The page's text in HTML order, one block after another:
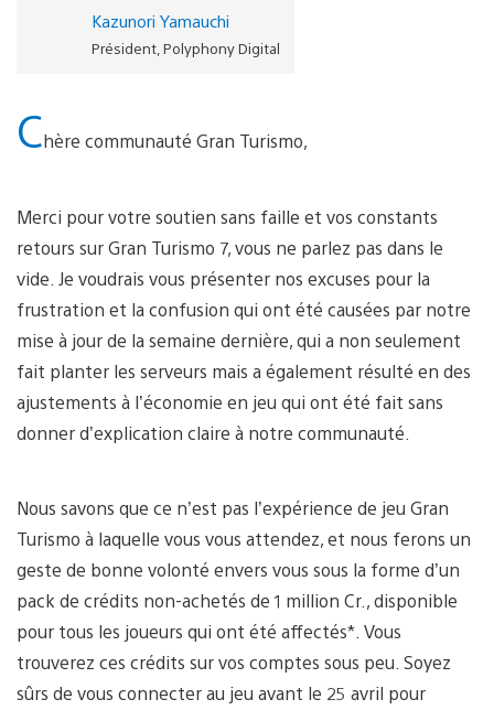
Kazunori Yamauchi
Président, Polyphony Digital
Chère communauté Gran Turismo,
Merci pour votre soutien sans faille et vos constants
retours sur Gran Turismo 7, vous ne parlez pas dans le
vide. Je voudrais vous présenter nos excuses pour la
frustration et la confusion qui ont été causées par notre
mise à jour de la semaine dernière, qui a non seulement
fait planter les serveurs mais a également résulté en des
ajustements à l’économie en jeu qui ont été fait sans
donner d’explication claire à notre communauté.
Nous savons que ce n’est pas l’expérience de jeu Gran
Turismo à laquelle vous vous attendez, et nous ferons un
geste de bonne volonté envers vous sous la forme d’un
pack de crédits non-achetés de 1 million Cr., disponible
pour tous les joueurs qui ont été affectés*. Vous
trouverez ces crédits sur vos comptes sous peu. Soyez
sûrs de vous connecter au jeu avant le 25 avril pour